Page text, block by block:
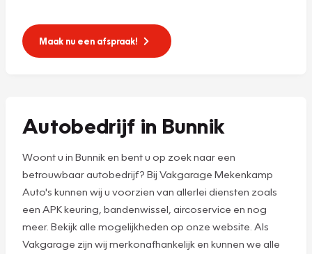
Maak nu een afspraak!
Autobedrijf in Bunnik
Woont u in Bunnik en bent u op zoek naar een
betrouwbaar autobedrijf? Bij Vakgarage Mekenkamp
Auto's kunnen wij u voorzien van allerlei diensten zoals
een APK keuring, bandenwissel, aircoservice en nog
meer. Bekijk alle mogelijkheden op onze website. Als
Vakgarage zijn wij merkonafhankelijk en kunnen we alle